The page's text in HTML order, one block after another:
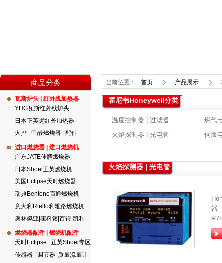
商品分类
瓦斯炉头 | 红外线加热器
YHG瓦斯红外线炉头
日本正英远红外加热器
火排 | 甲醇燃烧器 | 配件
进口燃烧器 | 进口燃烧机
广东JATE佳腾燃烧器
日本Shoei正英燃烧机
美国Eclipse天时燃烧器
瑞典Bentone百通燃烧机
意大利Riello利雅路燃烧机
奥林佩亚|霍科德|百得|凯利
燃烧器配件 | 燃烧机配件
天时Eclipse | 正英Shoei专区
传感器 | 调节器 |质量流量计
当前位置： 首页 产品展示
霍尼韦Honeywell分类
温度控制器 | 过滤器
燃气
火焰探测器 | 光电管
伺服
火焰探测器 | 光电管
器